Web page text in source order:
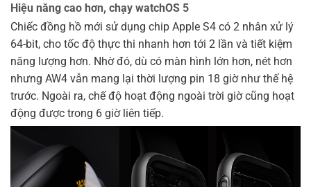
Hiệu năng cao hơn, chạy watchOS 5
Chiếc đồng hồ mới sử dụng chip Apple S4 có 2 nhân xử lý
64-bit, cho tốc độ thực thi nhanh hơn tới 2 lần và tiết kiệm
năng lượng hơn. Nhờ đó, dù có màn hình lớn hơn, nét hơn
nhưng AW4 vẫn mang lại thời lượng pin 18 giờ như thế hệ
trước. Ngoài ra, chế độ hoạt động ngoài trời giờ cũng hoạt
động được trong 6 giờ liên tiếp.